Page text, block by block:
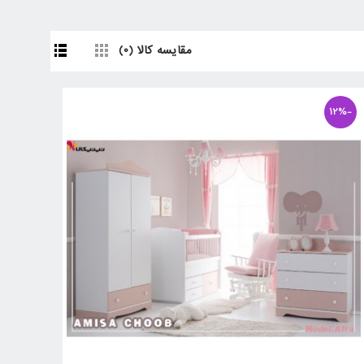
مقایسه کالا (0)
-12%